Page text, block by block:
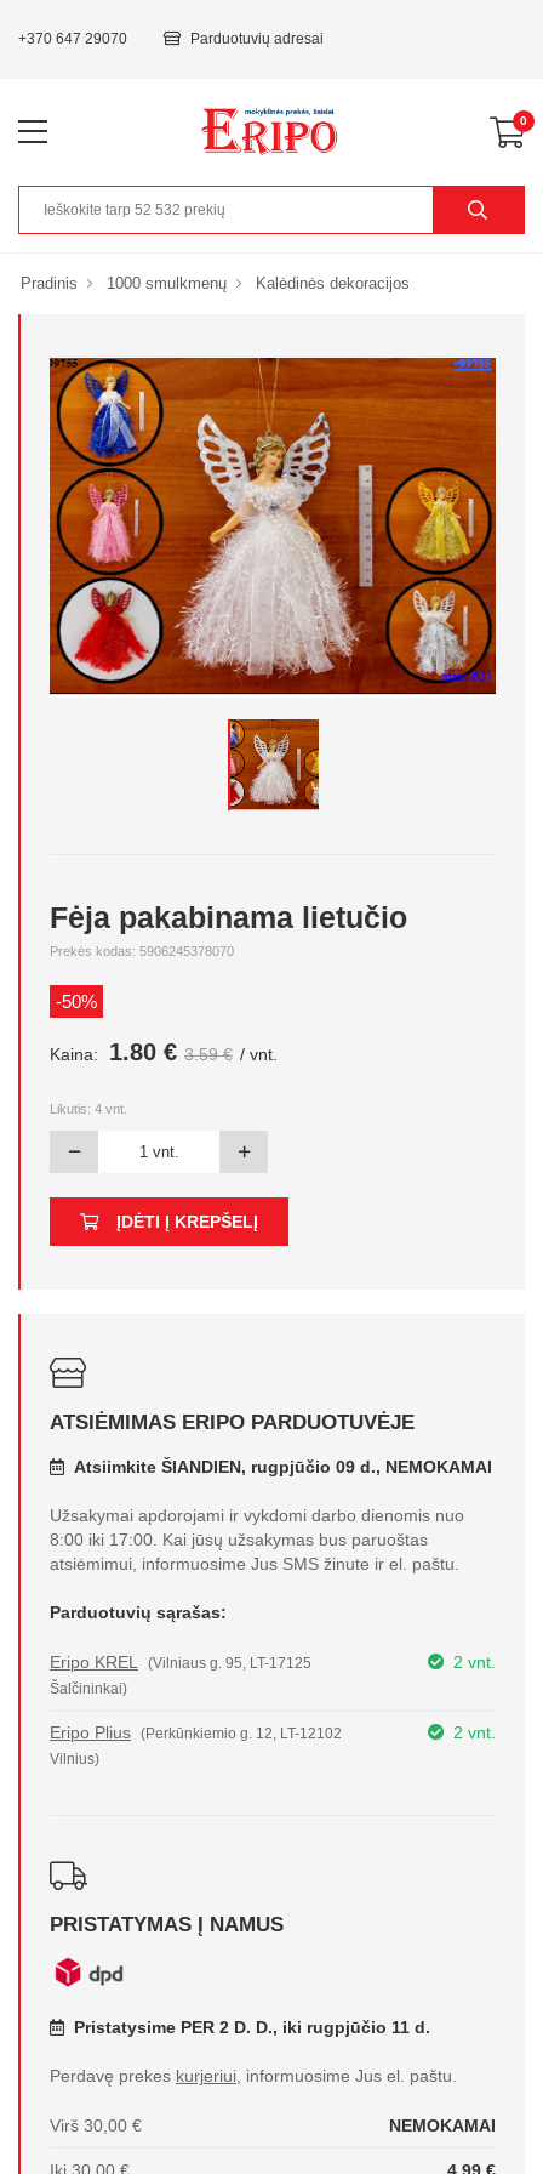
+370 647 29070 Parduotuvių adresai
0
Pradinis 1000 smulkmenų Kalėdinės dekoracijos
Fėja pakabinama lietučio
Prekės kodas: 5906245378070
-50%
Kaina: 1.80 € 3.59 € / vnt.
Likutis: 4 vnt.
ĮDĖTI Į KREPŠELĮ
ATSIĖMIMAS ERIPO PARDUOTUVĖJE
Atsiimkite ŠIANDIEN, rugpjūčio 09 d., NEMOKAMAI
Užsakymai apdorojami ir vykdomi darbo dienomis nuo
8:00 iki 17:00. Kai jūsų užsakymas bus paruoštas
atsiėmimui, informuosime Jus SMS žinute ir el. paštu.
Parduotuvių sąrašas:
Eripo KREL
(Vilniaus g. 95, LT-17125
Šalčininkai)
2 vnt.
Eripo Plius
(Perkūnkiemio g. 12, LT-12102
Vilnius)
2 vnt.
PRISTATYMAS Į NAMUS
Pristatysime PER 2 D. D., iki rugpjūčio 11 d.
Perdavę prekes kurjeriui , informuosime Jus el. paštu.
Virš 30,00 € NEMOKAMAI